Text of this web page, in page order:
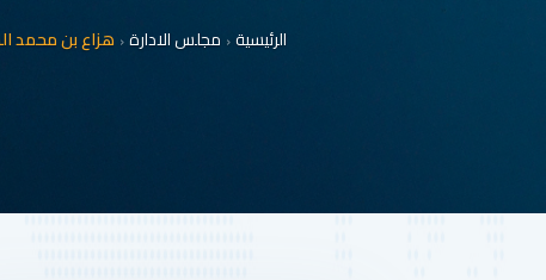
الرئيسية مجلس الادارة هزاع بن محمد